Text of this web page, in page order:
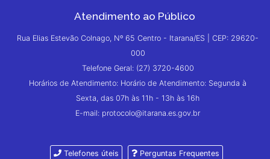
Atendimento ao Público
Rua Elias Estevão Colnago, Nº 65 Centro - Itarana/ES | CEP: 29620-
000
Telefone Geral: (27) 3720-4600
Horários de Atendimento: Horário de Atendimento: Segunda à
Sexta, das 07h às 11h - 13h às 16h
E-mail: protocolo@itarana.es.gov.br
Telefones úteis Perguntas Frequentes